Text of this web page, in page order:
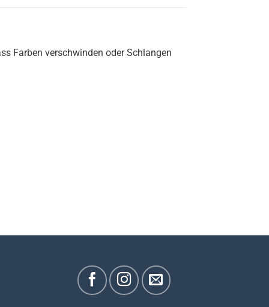
Farben verschwinden oder Schlangen